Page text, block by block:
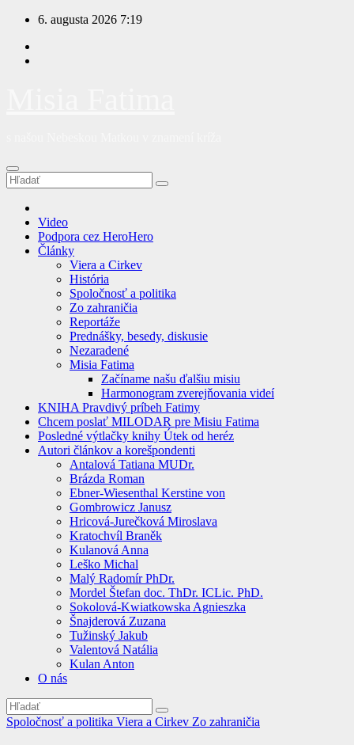
Prejsť
obsah
6. augusta 2026 7:19
Video
Podpora cez HeroHero
Články
Viera a Cirkev
História
Spoločnosť a politika
Zo zahraničia
Reportáže
Prednášky, besedy, diskusie
Nezaradené
Misia Fatima
Začíname našu ďalšiu misiu
Harmonogram zverejňovania videí
KNIHA Pravdivý príbeh Fatimy
Chcem poslať MILODAR pre Misiu Fatima
Posledné výtlačky knihy Útek od heréz
Autori článkov a korešpondenti
Antalová Tatiana MUDr.
Brázda Roman
Ebner-Wiesenthal Kerstine von
Gombrowicz Janusz
Hricová-Jurečková Miroslava
Kratochvíl Braněk
Kulanová Anna
Leško Michal
Malý Radomír PhDr.
Mordel Štefan doc. ThDr. ICLic. PhD.
Sokolová-Kwiatkowska Agnieszka
Šnajderová Zuzana
Tužinský Jakub
Valentová Natália
Kulan Anton
O nás
Spoločnosť a politika Viera a Cirkev Zo zahraničia